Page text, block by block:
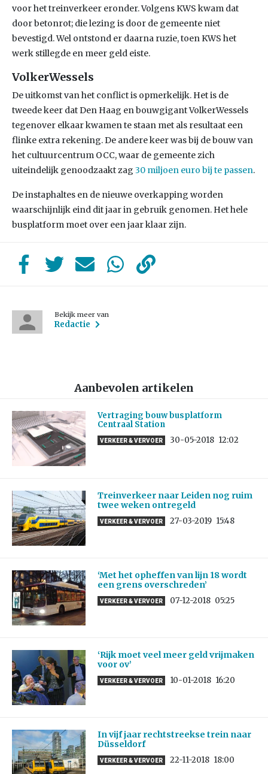
voor het treinverkeer eronder. Volgens KWS kwam dat
door betonrot; die lezing is door de gemeente niet
bevestigd. Wel ontstond er daarna ruzie, toen KWS het
werk stillegde en meer geld eiste.
VolkerWessels
De uitkomst van het conflict is opmerkelijk. Het is de
tweede keer dat Den Haag en bouwgigant VolkerWessels
tegenover elkaar kwamen te staan met als resultaat een
flinke extra rekening. De andere keer was bij de bouw van
het cultuurcentrum OCC, waar de gemeente zich
uiteindelijk genoodzaakt zag 30 miljoen euro bij te passen.
De instaphaltes en de nieuwe overkapping worden
waarschijnlijk eind dit jaar in gebruik genomen. Het hele
busplatform moet over een jaar klaar zijn.
Bekijk meer van
Redactie
Aanbevolen artikelen
Vertraging bouw busplatform
Centraal Station
VERKEER & VERVOER 30-05-2018 12:02
Treinverkeer naar Leiden nog ruim
twee weken ontregeld
VERKEER & VERVOER 27-03-2019 15:48
‘Met het opheffen van lijn 18 wordt
een grens overschreden’
VERKEER & VERVOER 07-12-2018 05:25
‘Rijk moet veel meer geld vrijmaken
voor ov’
VERKEER & VERVOER 10-01-2018 16:20
In vijf jaar rechtstreekse trein naar
Düsseldorf
VERKEER & VERVOER 22-11-2018 18:00